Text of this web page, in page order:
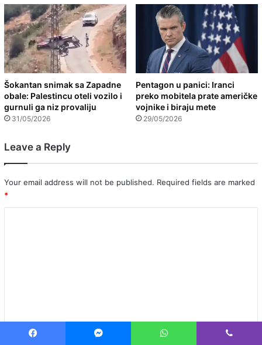
Šokantan snimak sa Zapadne
obale: Palestincu oteli vozilo i
gurnuli ga niz provaliju
31/05/2026
Pentagon u panici: Iranci
preko mobitela prate američke
vojnike i biraju mete
29/05/2026
Leave a Reply
Your email address will not be published. Required fields are marked
*
t